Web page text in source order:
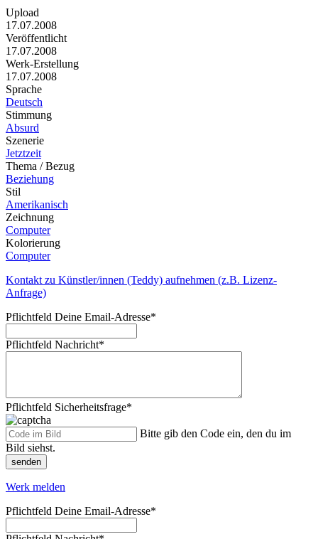
Upload
17.07.2008
Veröffentlicht
17.07.2008
Werk-Erstellung
17.07.2008
Sprache
Deutsch
Stimmung
Absurd
Szenerie
Jetztzeit
Thema / Bezug
Beziehung
Stil
Amerikanisch
Zeichnung
Computer
Kolorierung
Computer
Kontakt zu Künstler/innen (Teddy) aufnehmen (z.B. Lizenz-
Anfrage)
Pflichtfeld Deine Email-Adresse*
Pflichtfeld Nachricht*
Pflichtfeld Sicherheitsfrage*
Bitte gib den Code ein, den du im
Bild siehst.
senden
Werk melden
Pflichtfeld Deine Email-Adresse*